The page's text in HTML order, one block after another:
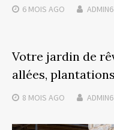
6 MOIS AGO ADMIN6
Votre jardin de
allées,
8 MOIS AGO ADMIN6